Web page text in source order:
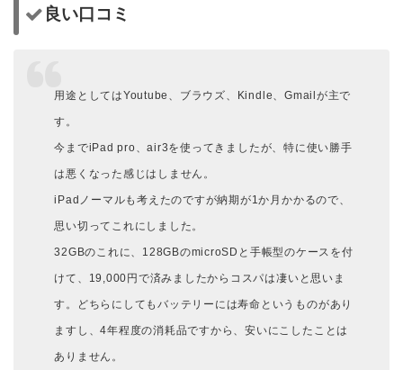
良い口コミ
用途としてはYoutube、ブラウズ、Kindle、Gmailが主で
す。
今までiPad pro、air3を使ってきましたが、特に使い勝手
は悪くなった感じはしません。
iPadノーマルも考えたのですが納期が1か月かかるので、
思い切ってこれにしました。
32GBのこれに、128GBのmicroSDと手帳型のケースを付
けて、19,000円で済みましたからコスパは凄いと思いま
す。どちらにしてもバッテリーには寿命というものがあり
ますし、4年程度の消耗品ですから、安いにこしたことは
ありません。